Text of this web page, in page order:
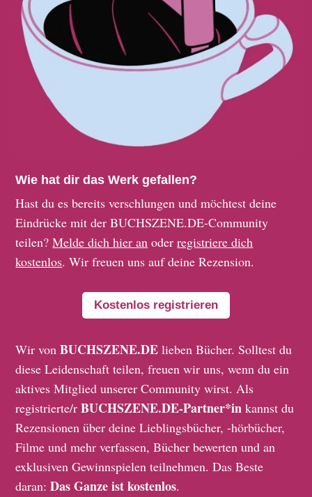
Wie hat dir das Werk gefallen?
Hast du es bereits verschlungen und möchtest deine
Eindrücke mit der BUCHSZENE.DE-Community
teilen?Melde dich hier an oderregistriere dich
kostenlos. Wir freuen uns auf deine Rezension.
Kostenlos registrieren
Wir vonBUCHSZENE.DE lieben Bücher. Solltest du
diese Leidenschaft teilen, freuen wir uns, wenn du ein
aktives Mitglied unserer Community wirst. Als
registrierte/rBUCHSZENE.DE-Partner*in kannst du
Rezensionen über deine Lieblingsbücher, -hörbücher,
Filme und mehr verfassen, Bücher bewerten und an
exklusiven Gewinnspielen teilnehmen. Das Beste
daran:Das Ganze ist kostenlos.